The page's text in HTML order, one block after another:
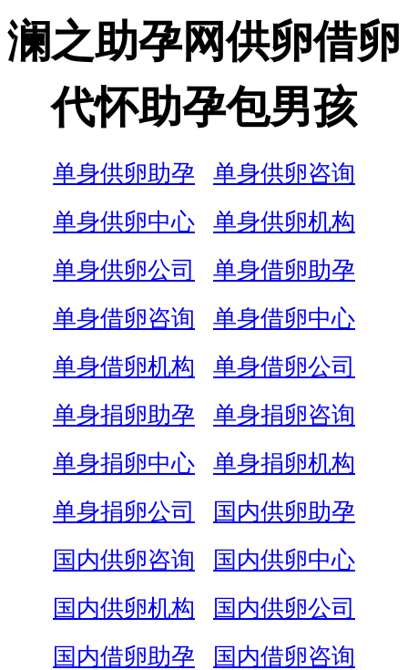
澜之助孕网供卵借卵
代怀助孕包男孩
单身供卵助孕
单身供卵咨询
单身供卵中心
单身供卵机构
单身供卵公司
单身借卵助孕
单身借卵咨询
单身借卵中心
单身借卵机构
单身借卵公司
单身捐卵助孕
单身捐卵咨询
单身捐卵中心
单身捐卵机构
单身捐卵公司
国内供卵助孕
国内供卵咨询
国内供卵中心
国内供卵机构
国内供卵公司
国内借卵助孕
国内借卵咨询